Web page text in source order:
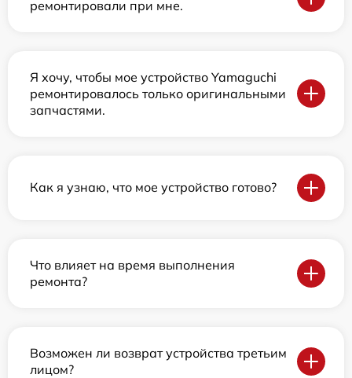
ремонтировали при мне.
Я хочу, чтобы мое устройство Yamaguchi
ремонтировалось только оригинальными
запчастями.
Как я узнаю, что мое устройство готово?
Что влияет на время выполнения
ремонта?
Возможен ли возврат устройства третьим
лицом?